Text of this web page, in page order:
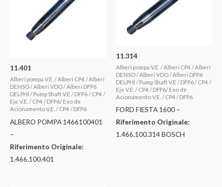
11.401
Alberi pompa V.E. / Alberi CP4 / Alberi
DENSO / Alberi VDO / Alberi DFP6
DELPHI / Pump Shaft V.E / DFP6 / CP4 /
Eje V.E. / CP4 / DFP6/ Exo de
Acionamento V.E. / CP4 / DFP6
ALBERO POMPA 1466100401
–
Riferimento Originale:
1.466.100.401
11.314
Alberi pompa V.E. / Alberi CP4 / Alberi
DENSO / Alberi VDO / Alberi DFP6
DELPHI / Pump Shaft V.E / DFP6 / CP4 /
Eje V.E. / CP4 / DFP6/ Exo de
Acionamento V.E. / CP4 / DFP6
FORD FIESTA 1600 –
Riferimento Originale:
1.466.100.314 BOSCH